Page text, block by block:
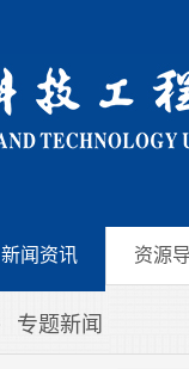
新闻资讯 资源
专题新闻